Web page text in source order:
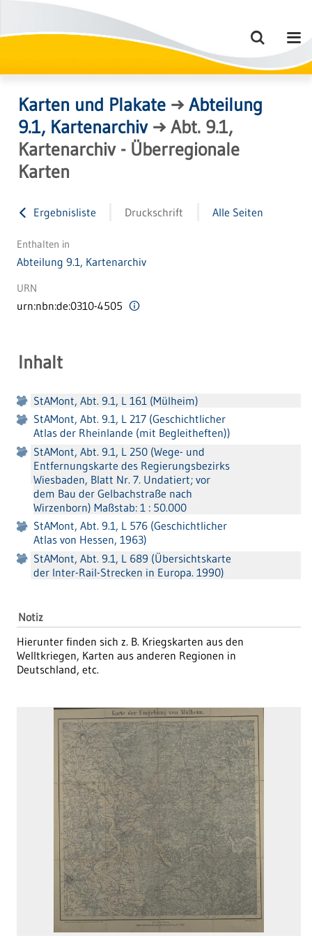
Karten und Plakate →Abteilung
9.1, Kartenarchiv→Abt. 9.1,
Kartenarchiv - Überregionale
Karten
Ergebnisliste Druckschrift Alle Seiten
Enthalten in
Abteilung 9.1, Kartenarchiv
URN
urn:nbn:de:0310-4505
Inhalt
StAMont, Abt. 9.1, L 161 (Mülheim)
StAMont, Abt. 9.1, L 217 (Geschichtlicher
Atlas der Rheinlande (mit Begleitheften))
StAMont, Abt. 9.1, L 250 (Wege- und
Entfernungskarte des Regierungsbezirks
Wiesbaden, Blatt Nr. 7. Undatiert; vor
dem Bau der Gelbachstraße nach
Wirzenborn) Maßstab: 1 : 50.000
StAMont, Abt. 9.1, L 576 (Geschichtlicher
Atlas von Hessen, 1963)
StAMont, Abt. 9.1, L 689 (Übersichtskarte
der Inter-Rail-Strecken in Europa. 1990)
Notiz
Hierunter finden sich z. B. Kriegskarten aus den
Welltkriegen, Karten aus anderen Regionen in
Deutschland, etc.